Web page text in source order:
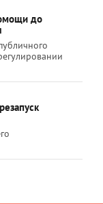
до